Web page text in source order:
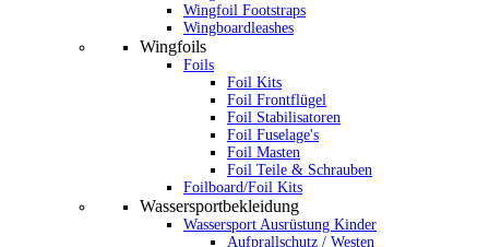
Wingfoil Footstraps
Wingboardleashes
Wingfoils
Foils
Foil Kits
Foil Frontflügel
Foil Stabilisatoren
Foil Fuselage's
Foil Masten
Foil Teile & Schrauben
Foilboard/Foil Kits
Wassersportbekleidung
Wassersport Ausrüstung Kinder
Aufprallschutz / Westen